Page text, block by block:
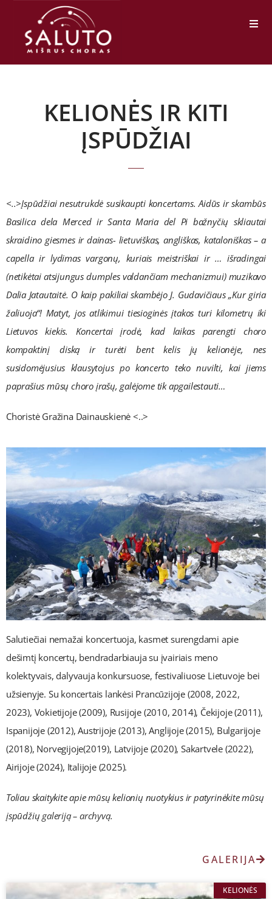
KELIONĖS IR KITI
ĮSPŪDŽIAI
<..>Įspūdžiai nesutrukdė susikaupti koncertams. Aidūs ir skambūs
Basilica dela Merced ir Santa Maria del Pi bažnyčių skliautai
skraidino giesmes ir dainas- lietuviškas, angliškas, kataloniškas – a
capella ir lydimas vargonų, kuriais meistriškai ir … išradingai
(netikėtai atsijungus dumples valdančiam mechanizmui) muzikavo
Dalia Jatautaitė. O kaip pakiliai skambėjo J. Gudavičiaus „Kur giria
žaliuoja“! Matyt, jos atlikimui tiesioginės įtakos turi kilometrų iki
Lietuvos kiekis. Koncertai įrodė, kad laikas parengti choro
kompaktinį diską ir turėti bent kelis jų kelionėje, nes
susidomėjusius klausytojus po koncerto teko nuvilti, kai jiems
paprašius mūsų choro įrašų, galėjome tik apgailestauti…
Choristė Gražina Dainauskienė <..>
Salutiečiai nemažai koncertuoja, kasmet surengdami apie
dešimtį koncertų, bendradarbiauja su įvairiais meno
kolektyvais, dalyvauja konkursuose, festivaliuose Lietuvoje bei
užsienyje. Su koncertais lankėsi Prancūzijoje (2008, 2022,
2023), Vokietijoje (2009), Rusijoje (2010, 2014), Čekijoje (2011),
Ispanijoje (2012), Austrijoje (2013), Anglijoje (2015), Bulgarijoje
(2018), Norvegijoje(2019), Latvijoje (2020), Sakartvele (2022),
Airijoje (2024), Italijoje (2025).
Toliau skaitykite apie mūsų kelionių nuotykius ir patyrinėkite mūsų
įspūdžių galeriją – archyvą.
GALERIJA
KELIONĖS